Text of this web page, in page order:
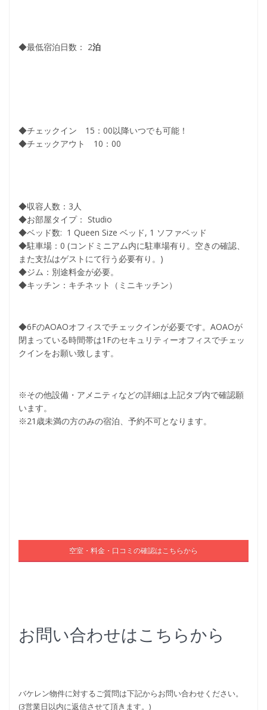
◆最低宿泊日数： 2泊
◆チェックイン 15：00以降いつでも可能！
◆チェックアウト 10：00
◆収容人数：3人
◆お部屋タイプ： Studio
◆ベッド数: 1 Queen Size ベッド, 1 ソファベッド
◆駐車場：0 (コンドミニアム内に駐車場有り。空きの確認、
また支払はゲストにて行う必要有り。)
◆ジム：別途料金が必要。
◆キッチン：キチネット（ミニキッチン）
◆6FのAOAOオフィスでチェックインが必要です。AOAOが
閉まっている時間帯は1Fのセキュリティーオフィスでチェッ
クインをお願い致します。
※その他設備・アメニティなどの詳細は上記タブ内で確認願
います。
※21歳未満の方のみの宿泊、予約不可となります。
空室・料金・口コミの確認はこちらから
お問い合わせはこちらから
バケレン物件に対するご質問は下記からお問い合わせください。
(3営業日以内に返信させて頂きます。)